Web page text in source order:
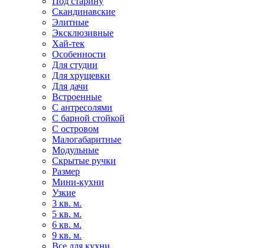
Скандинавские
Элитные
Эксклюзивные
Хай-тек
Особенности
Для студии
Для хрущевки
Для дачи
Встроенные
С антресолями
С барной стойкой
С островом
Малогабаритные
Модульные
Скрытые ручки
Размер
Мини-кухни
Узкие
3 кв. м.
5 кв. м.
6 кв. м.
9 кв. м.
Все для кухни